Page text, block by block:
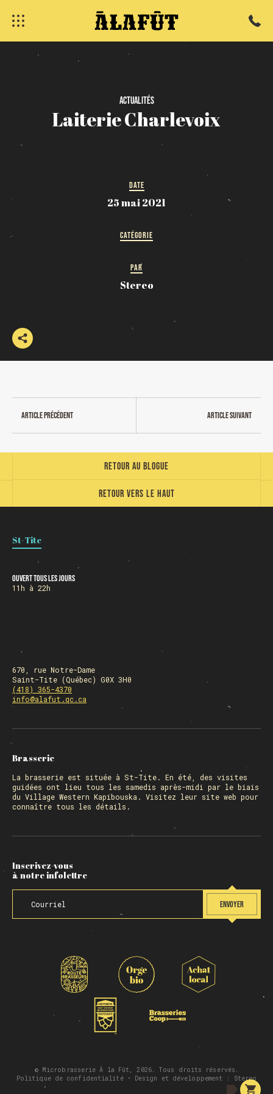
Actualités
LaiterieCharlevoix
DATE
25 mai 2021
CATÉGORIE
PAR
Stereo
Article précédent Article suivant
Retour vers le haut
Retour au blogue
St-Tite
Ouvert tous les jours
11h à 22h
670, rue Notre-Dame
Saint-Tite (Québec) G0X 3H0
(418) 365-4370
info@alafut.qc.ca
Brasserie
La brasserie est située à St-Tite. En été, des visites
guidées ont lieu tous les samedis après-midi par le biais
du Village Western Kapibouska. Visitez leur site web pour
connaître tous les détails.
Inscrivez-vous
à notre infolettre
ENVOYER
© Microbrasserie À la Fût, 2026. Tous droits réservés.
Politique de confidentialité• Design et développement : Stereo
FERMÉ 31 déc. et 01 janvier